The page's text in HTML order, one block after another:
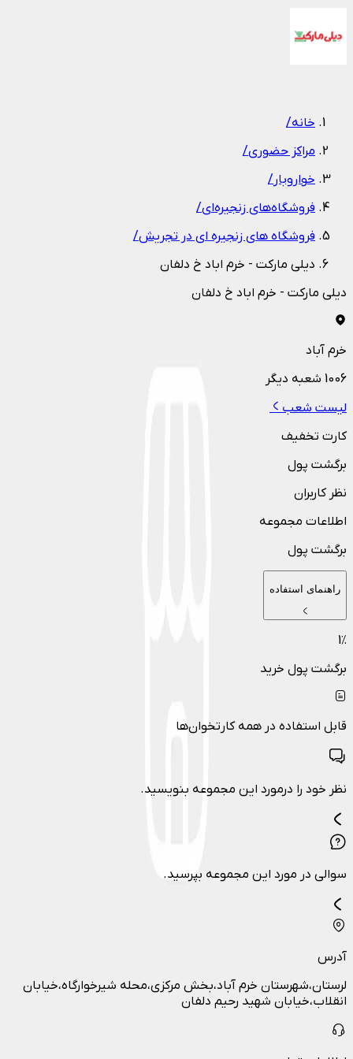
خانه/
مراکز حضوری/
خواروبار/
فروشگاه‌های زنجیره‌ای/
فروشگاه های زنجیره ای در تجریش/
دیلی مارکت - خرم اباد خ دلفان
دیلی مارکت - خرم اباد خ دلفان
خرم آباد
1006 شعبه دیگر
لیست شعب
کارت تخفیف
برگشت پول
نظر کاربران
اطلاعات مجموعه
برگشت پول
راهنمای استفاده
1٪
برگشت پول خرید
قابل استفاده در همه کارتخوان‌ها
نظر خود را درمورد این مجموعه بنویسید.
سوالی در مورد این مجموعه بپرسید.
آدرس
لرستان،شهرستان خرم آباد،بخش مرکزی،محله شیرخوارگاه،خیابان
انقلاب،خیابان شهید رحیم دلفان